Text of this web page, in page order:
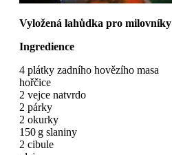
Vyložená lahůdka pro
Ingredience
4 plátky zadního hovězího masa
hořčice
2 vejce natvrdo
2 párky
2 okurky
150 g slaniny
2 cibule